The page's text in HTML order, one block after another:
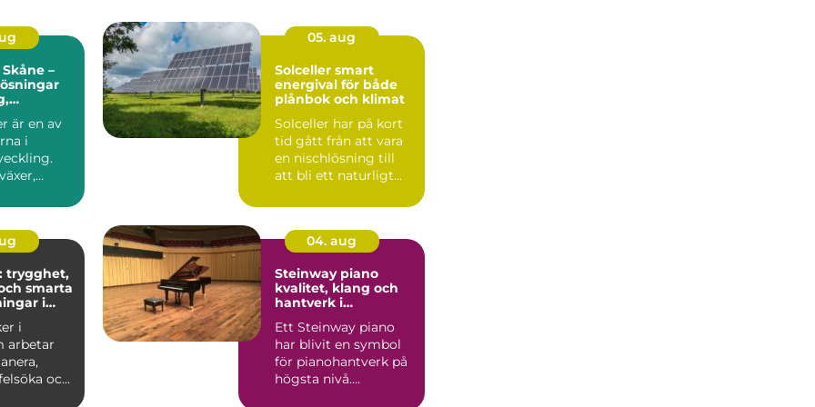
–
är en av
i
05. aug
Solceller smart
energival för både
plånbok och klimat
Solceller har på kort
tid gått från att vara
en nischlösning till
att bli ett naturligt
trygghet,
smarta
i
i
arbetar
och
04. aug
Steinway piano
kvalitet, klang och
hantverk i
Ett Steinway piano
har blivit en symbol
för pianohantverk på
högsta nivå.